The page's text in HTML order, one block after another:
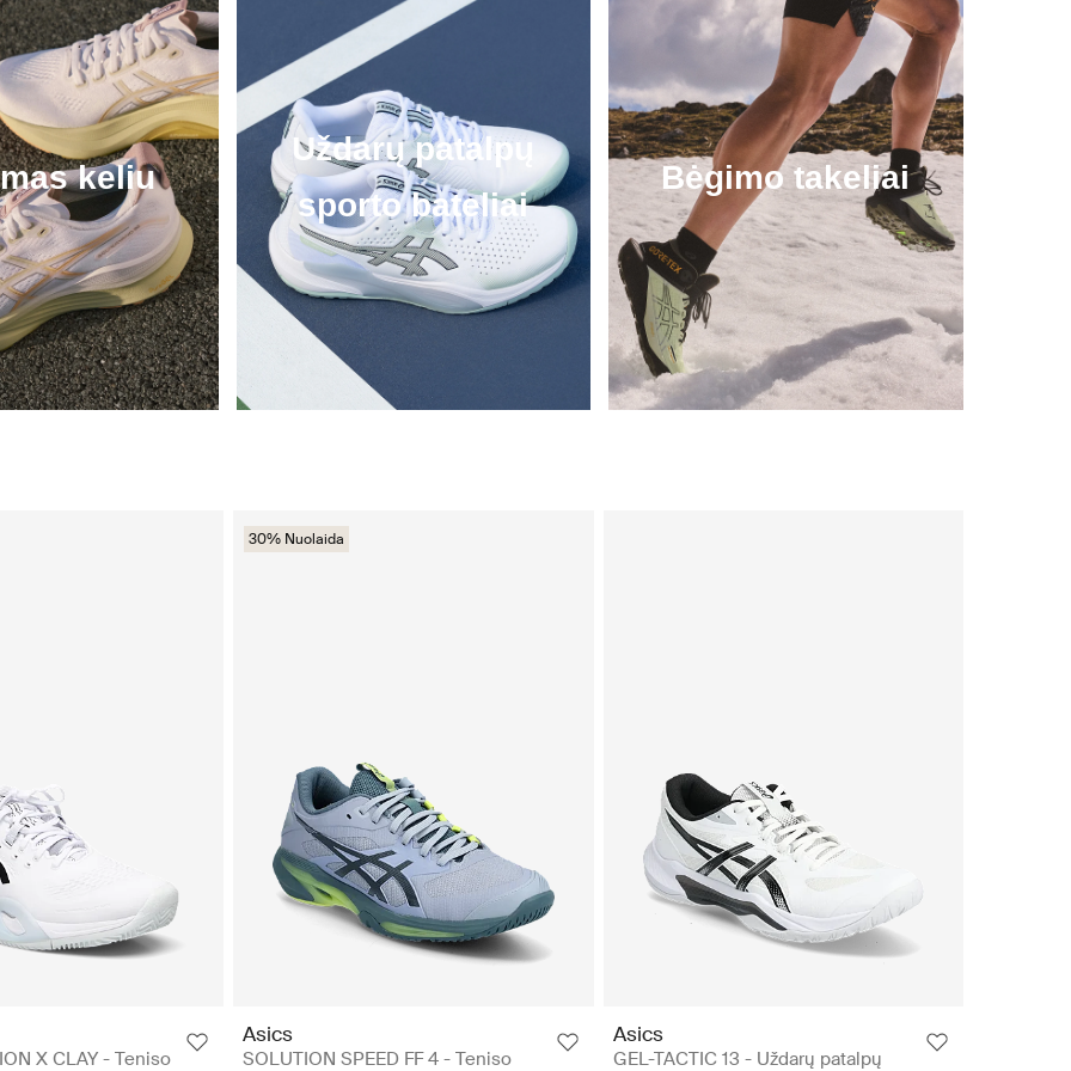
X CLAY - Teniso
30% Nuolaida
Asics
SOLUTION SPEED FF 4 - Teniso
Asics
GEL-TACTIC 13 - Uždarų patalpų
keliu
Uždarų patalpų
sporto bateliai
Bėgimo takeliai